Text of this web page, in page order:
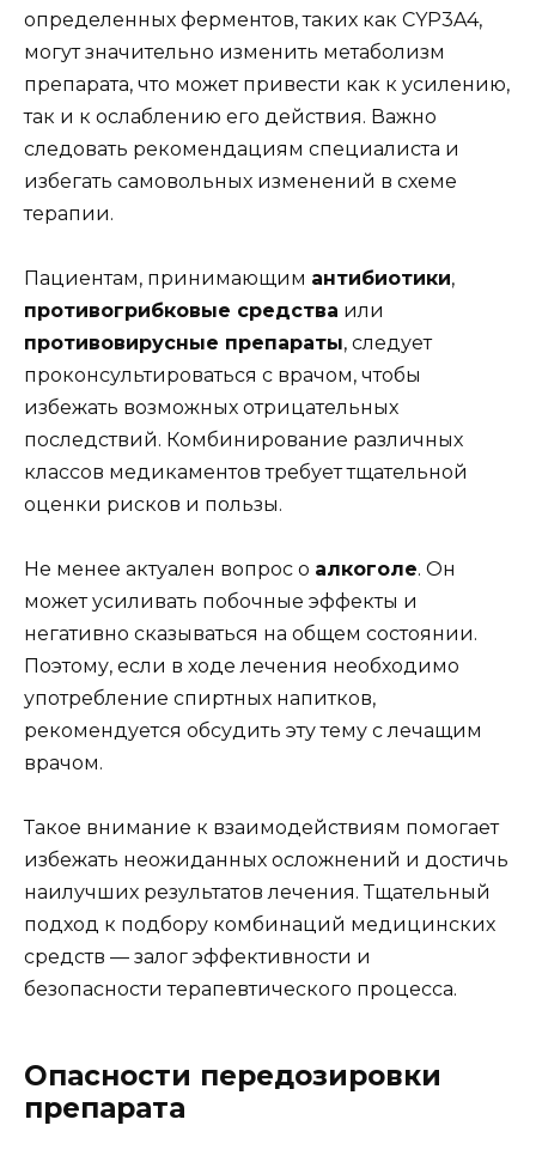
определенных ферментов, таких как CYP3A4,
могут значительно изменить метаболизм
препарата, что может привести как к усилению,
так и к ослаблению его действия. Важно
следовать рекомендациям специалиста и
избегать самовольных изменений в схеме
терапии.
Пациентам, принимающим антибиотики,
противогрибковые средства или
противовирусные препараты, следует
проконсультироваться с врачом, чтобы
избежать возможных отрицательных
последствий. Комбинирование различных
классов медикаментов требует тщательной
оценки рисков и пользы.
Не менее актуален вопрос о алкоголе. Он
может усиливать побочные эффекты и
негативно сказываться на общем состоянии.
Поэтому, если в ходе лечения необходимо
употребление спиртных напитков,
рекомендуется обсудить эту тему с лечащим
врачом.
Такое внимание к взаимодействиям помогает
избежать неожиданных осложнений и достичь
наилучших результатов лечения. Тщательный
подход к подбору комбинаций медицинских
средств — залог эффективности и
безопасности терапевтического процесса.
Опасности передозировки
препарата